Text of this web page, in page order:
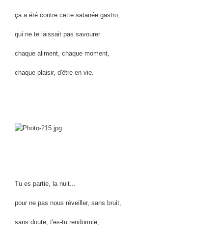
ça a été contre cette satanée gastro,
qui ne te laissait pas savourer
chaque aliment, chaque moment,
chaque plaisir, d'être en vie.
Tu es partie, la nuit...
pour ne pas nous réveiller, sans bruit,
sans doute, t'es-tu rendormie,